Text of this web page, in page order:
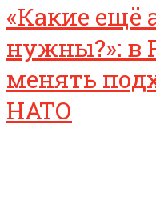
«Какие ещё
нужны?»: в
менять
НАТО